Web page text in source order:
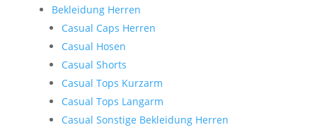
Bekleidung Herren
Casual Caps Herren
Casual Hosen
Casual Shorts
Casual Tops Kurzarm
Casual Tops Langarm
Casual Sonstige Bekleidung Herren